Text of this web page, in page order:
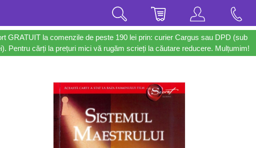
GRATUIT la comenzile de peste 190 lei prin: curier Cargus sau DPD (sub
Pentru cărți la prețuri mici vă rugăm scrieți la căutare reducere. Mulțumim!